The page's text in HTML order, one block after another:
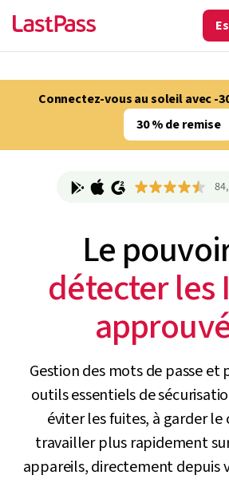
Connectez-vous au soleil avec -
30 % de remise
Le
détecter les
Gestion des mots de passe et
outils essentiels de
éviter les fuites, à garder
travailler plus rapidement
appareils, directement depuis